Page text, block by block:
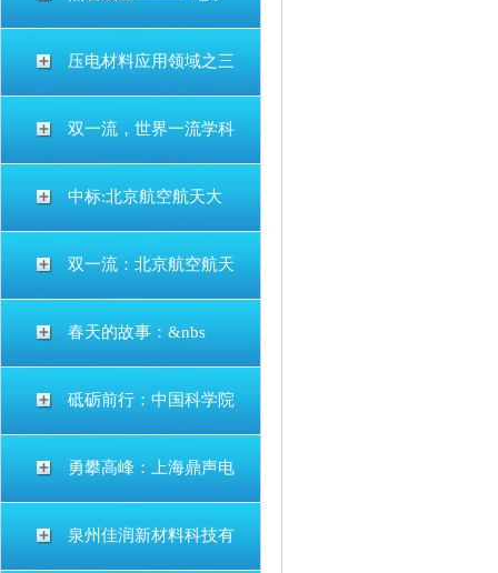
压电材料应用领域之三
双一流，世界一流学科
中标:北京航空航天大
双一流：北京航空航天
春天的故事：&nbs
砥砺前行：中国科学院
勇攀高峰：上海鼎声电
泉州佳润新材料科技有